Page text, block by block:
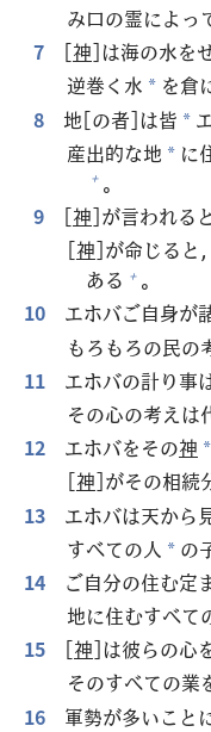
み口の霊によっ
7
[神]は海の水を
逆巻く 水 * を倉
8
地[の者]は皆 *
産出的な地 * に
+ 。
9
[神]が言われる
[神]が命じると
ある + 。
10
エホバご自身が
もろもろの民の
11
エホバの計り事
その心の考えは
12
エホバをその神 *
[神]がその相続
13
エホバは天から
すべての人 * の
14
ご自分の住む定
地に住むすべて
15
[神]は彼らの心
そのすべての業
16
軍勢が多いこと